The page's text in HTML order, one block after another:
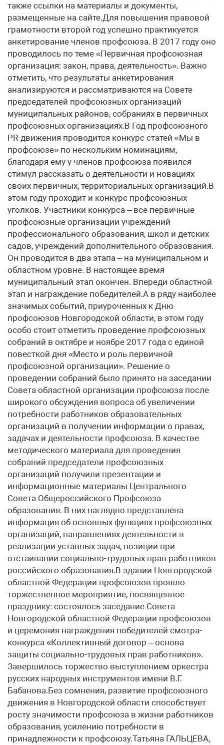
также ссылки на материалы и документы,
размещенные на сайте.Для повышения правовой
грамотности второй год успешно практикуется
анкетирование членов профсоюза. В 2017 году оно
проводилось по теме «Первичная профсоюзная
организация: закон, права, деятельность». Важно
отметить, что результаты анкетирования
анализируются и рассматриваются на Совете
председателей профсоюзных организаций
муниципальных районов, собраниях в первичных
профсоюзных организациях.В Год профсоюзного
PR-движения проводится конкурс статей «Мы в
профсоюзе» по нескольким номинациям,
благодаря ему у членов профсоюза появился
стимул рассказать о деятельности и новациях
своих первичных, территориальных организаций.В
этом году проходит и конкурс профсоюзных
уголков. Участники конкурса – все первичные
профсоюзные организации учреждений
профессионального образования, школ и детских
садов, учреждений дополнительного образования.
Он проводится в два этапа – на муниципальном и
областном уровне. В настоящее время
муниципальный этап окончен. Впереди областной
этап и награждение победителей.А в ряду наиболее
значимых событий, приуроченных к Дню
профсоюзов Новгородской области, в этом году
особо стоит отметить проведение профсоюзных
собраний в октябре и ноябре 2017 года с единой
повесткой дня «Место и роль первичной
профсоюзной организации». Решение о
проведении собраний было принято на заседании
Совета областной организации профсоюза после
широкого обсуждения вопроса об увеличении
потребности работников образовательных
организаций в получении информации о правах,
задачах и деятельности профсоюза. В качестве
методического материала для проведения
собраний председатели профсоюзных
организаций получили презентации и
информационные материалы Центрального
Совета Общероссийского Профсоюза
образования. В них наглядно представлена
информация об основных функциях профсоюзных
организаций, направлениях деятельности в
реализации уставных задач, позиции при
отстаивании социально-трудовых прав работников
российского образования.В здании Новгородской
областной Федерации профсоюзов прошло
торжественное мероприятие, посвященное
празднику: состоялось заседание Совета
Новгородской областной Федерации профсоюзов
и церемония награждения победителей смотра-
конкурса «Коллективный договор – основа
защиты социально-трудовых прав работников».
Завершилось торжество выступлением оркестра
русских народных инструментов имени В.Г.
Бабанова.Без сомнения, развитие профсоюзного
движения в Новгородской области способствует
росту значимости профсоюза в жизни работников
образования, усилению потребности в
принадлежности к профсоюзу.Татьяна ГАЛЬЦЕВА,